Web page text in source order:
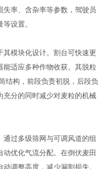
率、含杂率等参数，驾驶员
设置。
其模块化设计。割台可快速更
能适应多种作物收获。其脱粒
结构，前段负责初脱，后段负
充分的同时减少对麦粒的机械
过多级筛网与可调风道的组
优化气流分配。在倒伏麦田
调整高度，减少漏割损失。